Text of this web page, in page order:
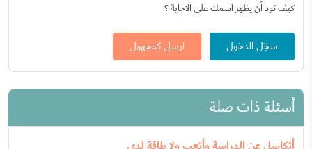
كيف تود أن يظهر اسمك على الاجابة ؟
سجّل الدخول ارسل كمجهول
أسئلة ذات صلة